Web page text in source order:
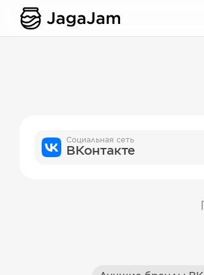
Социальная сеть
ВКонтакте